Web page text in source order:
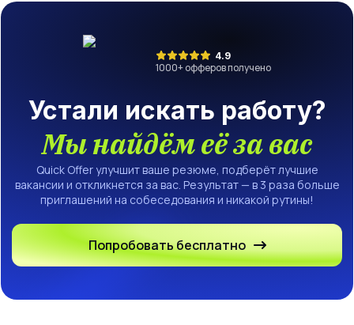
4.9
1000+ офферов получено
Устали искать работу?
Мы найдём её за вас
Quick Offer улучшит ваше резюме, подберёт лучшие
вакансии и откликнется за вас. Результат — в 3 раза больше
приглашений на собеседования и никакой рутины!
Попробовать бесплатно